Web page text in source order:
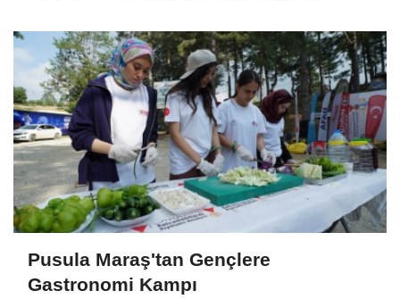
Pusula Maraş'tan Gençlere
Gastronomi Kampı